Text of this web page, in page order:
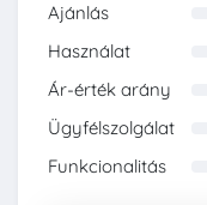
Ajánlás
Használat
Ár-érték arány
Ügyfélszolgálat
Funkcionalitás